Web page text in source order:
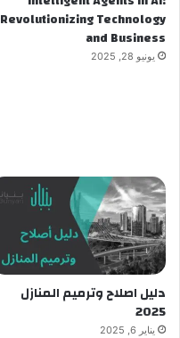
Revolutionizing Technology
and Business
يونيو 28, 2025
دليل اصلاح وترميم المنازل
2025
يناير 6, 2025